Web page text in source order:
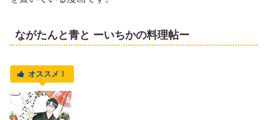
ながたんと青と ーいちかの料理帖ー
オススメ！